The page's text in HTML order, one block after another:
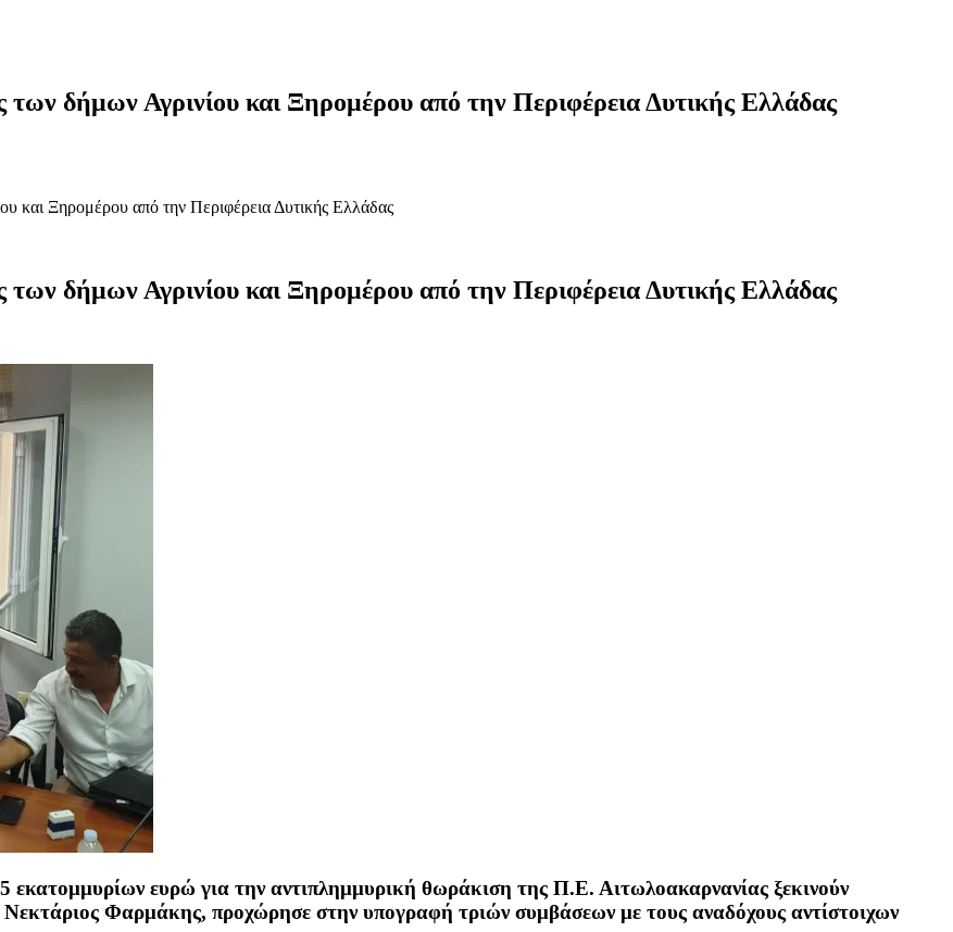
των δήμων Αγρινίου και Ξηρομέρου από την Περιφέρεια Δυτικής Ελλάδας
και Ξηρομέρου από την Περιφέρεια Δυτικής Ελλάδας
των δήμων Αγρινίου και Ξηρομέρου από την Περιφέρεια Δυτικής Ελλάδας
εκατομμυρίων ευρώ για την αντιπλημμυρική θωράκιση της Π.Ε. Αιτωλοακαρνανίας ξεκινούν
Νεκτάριος Φαρμάκης, προχώρησε στην υπογραφή τριών συμβάσεων με τους αναδόχους αντίστοιχων